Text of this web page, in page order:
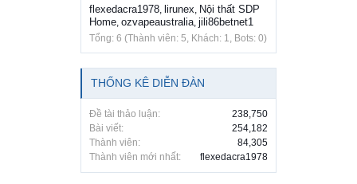
flexedacra1978, lirunex, Nội thất SDP
Home, ozvapeaustralia, jili86betnet1
Tổng: 6 (Thành viên: 5, Khách: 1, Bots: 0)
THỐNG KÊ DIỄN ĐÀN
Đề tài thảo luận:
238,750
Bài viết:
254,182
Thành viên:
84,305
Thành viên mới nhất:
flexedacra1978